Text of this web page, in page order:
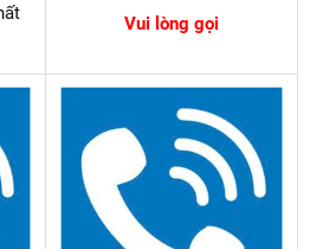
Vui lòng gọi